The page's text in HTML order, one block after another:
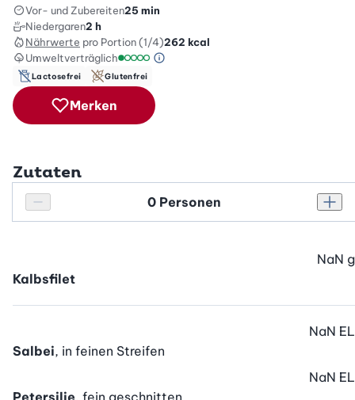
Vor- und Zubereiten25 min
Niedergaren2 h
Nährwerte pro Portion (1/4)262 kcal
Umweltverträglich
Green Betty Skala Info
Lactosefrei Glutenfrei
Merken
Zutaten
Personenanzahl verringern
Personenanzahl
Kalbsfilet
NaN g
Salbei, in feinen Streifen
NaN EL
NaN EL